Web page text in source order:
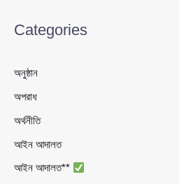
Categories
অনুষ্ঠান
অপরাধ
অর্থনীতি
আইন আদালত
আইন আদালত**